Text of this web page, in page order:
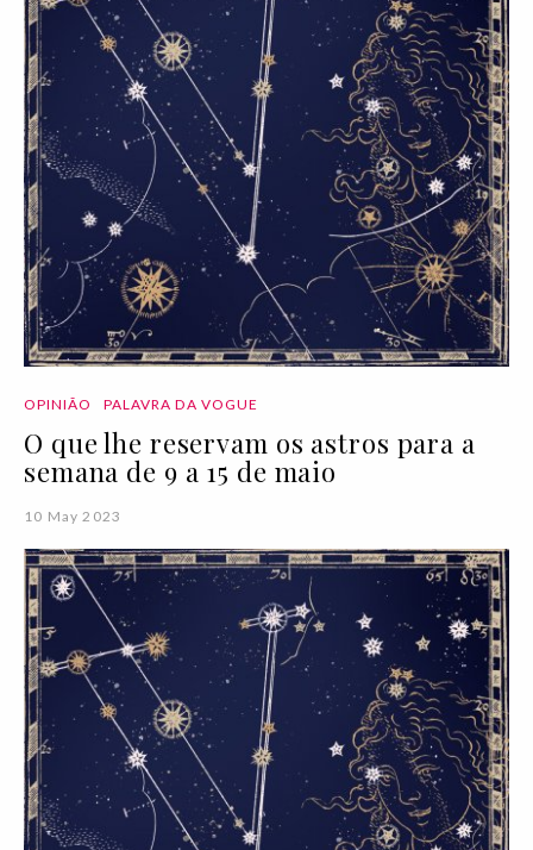
OPINIÃO PALAVRA DA VOGUE
O que lhe reservam os astros para a
semana de 9 a 15 de maio
10 May 2023